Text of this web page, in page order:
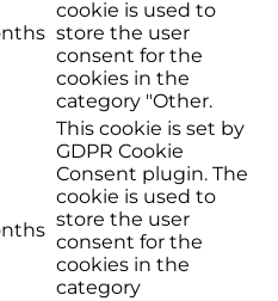
cookie is used to
store the user
consent for the
cookies in the
category "Other.
This cookie is set by
GDPR Cookie
Consent plugin. The
cookie is used to
store the user
consent for the
cookies in the
category